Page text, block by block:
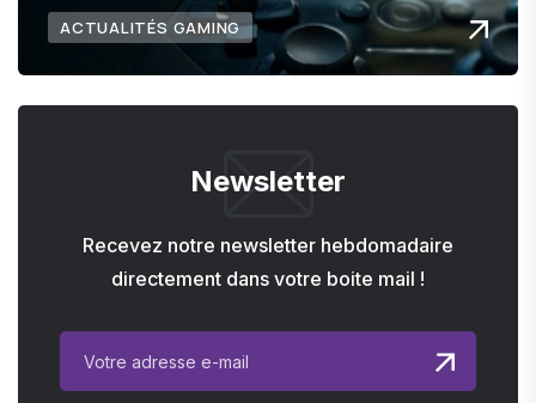
ACTUALITÉS GAMING
Newsletter
Recevez notre newsletter hebdomadaire
directement dans votre boite mail !